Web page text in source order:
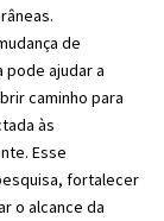
de
pode ajudar a
caminho para
às
Esse
fortalecer
o alcance da